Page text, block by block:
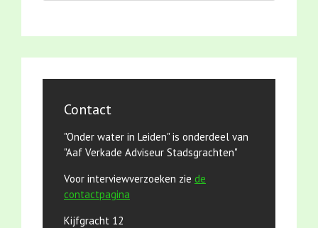
Contact
"Onder water in Leiden" is onderdeel van
"Aaf Verkade Adviseur Stadsgrachten"
Voor interviewverzoeken zie de
contactpagina
Kijfgracht 12